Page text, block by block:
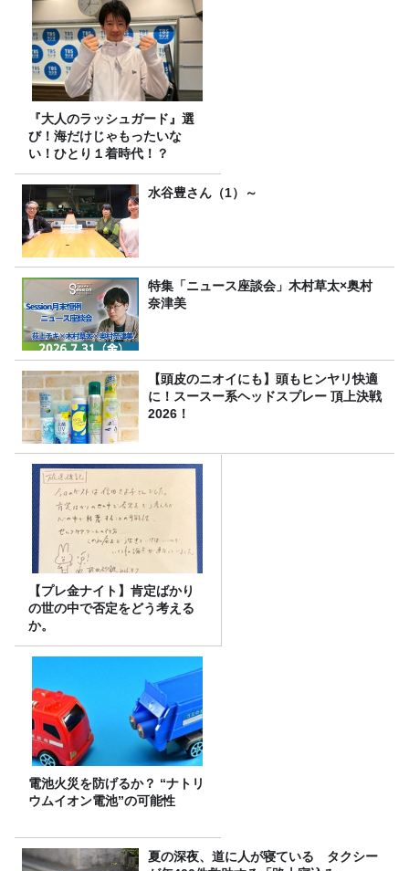
『大人のラッシュガード』選
び！海だけじゃもったいな
い！ひとり１着時代！？
水谷豊さん（1）～
特集「ニュース座談会」木村草太×奥村
奈津美
【頭皮のニオイにも】頭もヒンヤリ快適
に！スースー系ヘッドスプレー 頂上決戦
2026！
【プレ金ナイト】肯定ばかり
の世の中で否定をどう考える
か。
電池火災を防げるか？ “ナトリ
ウムイオン電池”の可能性
夏の深夜、道に人が寝ている タクシー